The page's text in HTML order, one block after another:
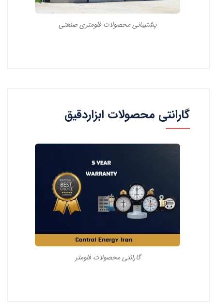
پشتیبانی محصولات فلومتری صنعتی
گارانتی محصولات ابزاردقیق
گارانتی محصولات فلومتر